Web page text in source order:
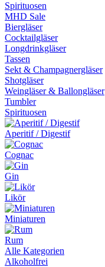
Spirituosen
MHD Sale
Biergläser
Cocktailgläser
Longdrinkgläser
Tassen
Sekt & Champagnergläser
Shotgläser
Weingläser & Ballongläser
Tumbler
Spirituosen
Aperitif / Digestif
Cognac
Gin
Likör
Miniaturen
Rum
Alle Kategorien
Alkoholfrei